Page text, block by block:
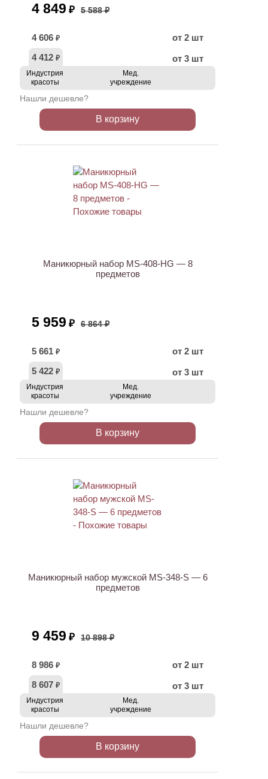
4 849 ₽ 5 588 ₽
4 606 ₽
от 2 шт
4 412 ₽ от 3 шт
Индустрия
красоты
Мед.
учреждение
Нашли дешевле?
В корзину
Маникюрный набор MS-408-HG — 8
предметов
5 959 ₽ 6 864 ₽
5 661 ₽
от 2 шт
5 422 ₽ от 3 шт
Индустрия
красоты
Мед.
учреждение
Нашли дешевле?
В корзину
Маникюрный набор мужской MS-348-S — 6
предметов
9 459 ₽ 10 898 ₽
8 986 ₽
от 2 шт
8 607 ₽ от 3 шт
Индустрия
красоты
Мед.
учреждение
Нашли дешевле?
В корзину